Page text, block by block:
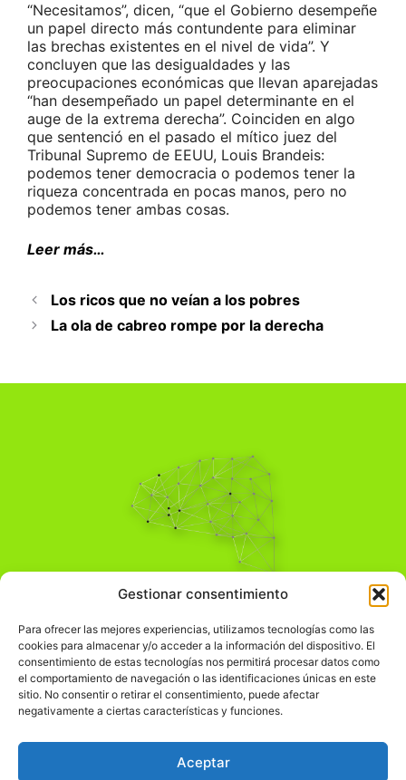
Gestionar consentimiento
Para ofrecer las mejores experiencias, utilizamos tecnologías como las
cookies para almacenar y/o acceder a la información del dispositivo. El
consentimiento de estas tecnologías nos permitirá procesar datos como
el comportamiento de navegación o las identificaciones únicas en este
sitio. No consentir o retirar el consentimiento, puede afectar
negativamente a ciertas características y funciones.
Aceptar
“Necesitamos”, dicen, “que el Gobierno desempeñe
un papel directo más contundente para eliminar
las brechas existentes en el nivel de vida”. Y
concluyen que las desigualdades y las
preocupaciones económicas que llevan aparejadas
“han desempeñado un papel determinante en el
auge de la extrema derecha”. Coinciden en algo
que sentenció en el pasado el mítico juez del
Tribunal Supremo de EEUU, Louis Brandeis:
podemos tener democracia o podemos tener la
riqueza concentrada en pocas manos, pero no
podemos tener ambas cosas.
Leer más…
Los ricos que no veían a los pobres
La ola de cabreo rompe por la derecha
Pensamiento Crítico
Comprender el mundo para transformarlo.
Información Legal
჻Política de privacidad
Política de cookies